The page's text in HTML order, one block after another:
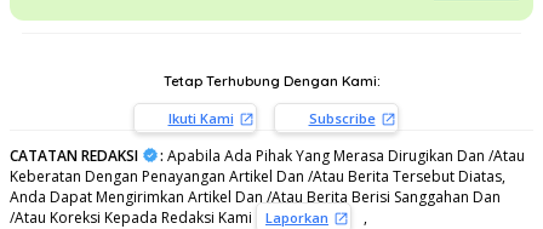
Tetap Terhubung Dengan Kami:
Ikuti Kami Subscribe
CATATAN REDAKSI : Apabila Ada Pihak Yang Merasa Dirugikan Dan /Atau
Keberatan Dengan Penayangan Artikel Dan /Atau Berita Tersebut Diatas,
Anda Dapat Mengirimkan Artikel Dan /Atau Berita Berisi Sanggahan Dan
/Atau Koreksi Kepada Redaksi Kami
Laporkan
,